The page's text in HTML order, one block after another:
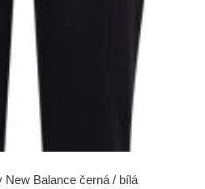
New Balance černá / bílá